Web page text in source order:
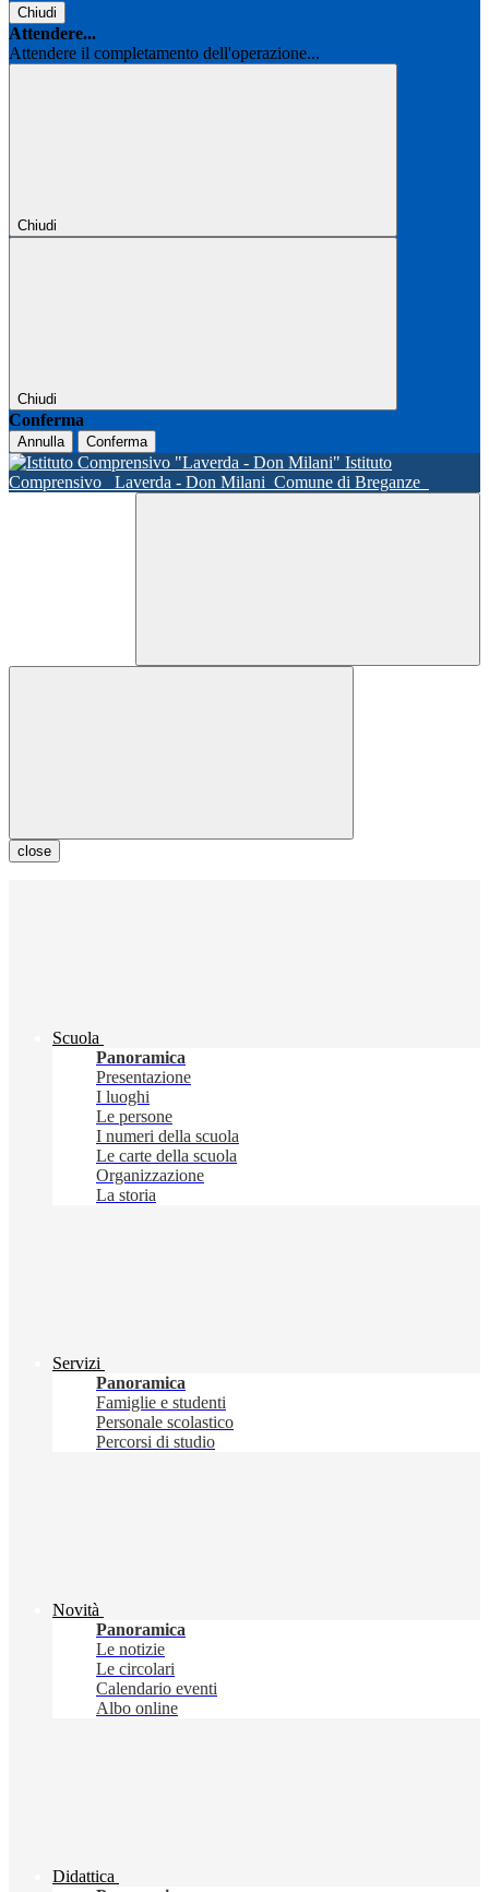
Chiudi
Attendere...
Attendere il completamento dell'operazione...
Chiudi
Chiudi
Conferma
Annulla Conferma
Istituto
Comprensivo
Laverda - Don Milani Comune di Breganze
close
Scuola
Panoramica
Presentazione
I luoghi
Le persone
I numeri della scuola
Le carte della scuola
Organizzazione
La storia
Servizi
Panoramica
Famiglie e studenti
Personale scolastico
Percorsi di studio
Novità
Panoramica
Le notizie
Le circolari
Calendario eventi
Albo online
Didattica